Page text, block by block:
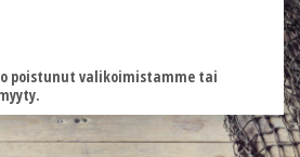
poistunut valikoimistamme tai